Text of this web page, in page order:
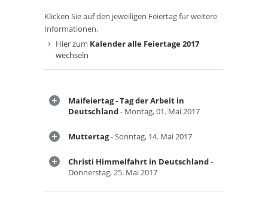
Klicken Sie auf den jeweiligen Feiertag für weitere
Informationen.
Hier zum Kalender alle Feiertage 2017
wechseln
Maifeiertag - Tag der Arbeit in
Deutschland- Montag, 01. Mai 2017
Muttertag- Sonntag, 14. Mai 2017
Christi Himmelfahrt in Deutschland-
Donnerstag, 25. Mai 2017